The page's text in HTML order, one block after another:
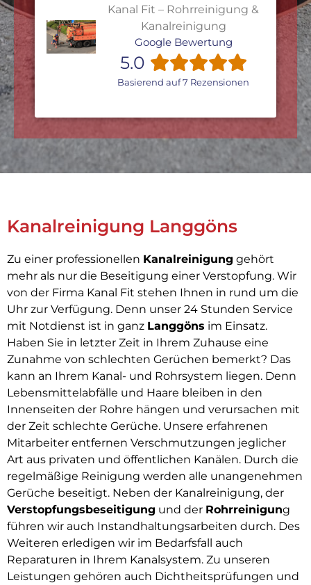
Kanal Fit – Rohrreinigung &
Kanalreinigung
Google Bewertung
5.0
Basierend auf 7 Rezensionen
Kanalreinigung Langgöns
Zu einer professionellen Kanalreinigung gehört
mehr als nur die Beseitigung einer Verstopfung. Wir
von der Firma Kanal Fit stehen Ihnen in rund um die
Uhr zur Verfügung. Denn unser 24 Stunden Service
mit Notdienst ist in ganz Langgöns im Einsatz.
Haben Sie in letzter Zeit in Ihrem Zuhause eine
Zunahme von schlechten Gerüchen bemerkt? Das
kann an Ihrem Kanal- und Rohrsystem liegen. Denn
Lebensmittelabfälle und Haare bleiben in den
Innenseiten der Rohre hängen und verursachen mit
der Zeit schlechte Gerüche. Unsere erfahrenen
Mitarbeiter entfernen Verschmutzungen jeglicher
Art aus privaten und öffentlichen Kanälen. Durch die
regelmäßige Reinigung werden alle unangenehmen
Gerüche beseitigt. Neben der Kanalreinigung, der
Verstopfungsbeseitigung und der Rohrreinigung
führen wir auch Instandhaltungsarbeiten durch. Des
Weiteren erledigen wir im Bedarfsfall auch
Reparaturen in Ihrem Kanalsystem. Zu unseren
Leistungen gehören auch Dichtheitsprüfungen und